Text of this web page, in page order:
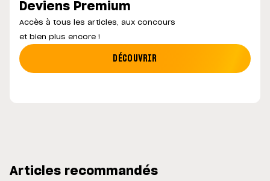
Deviens Premium
Accès à tous les articles, aux concours
et bien plus encore !
DÉCOUVRIR
Articles recommandés